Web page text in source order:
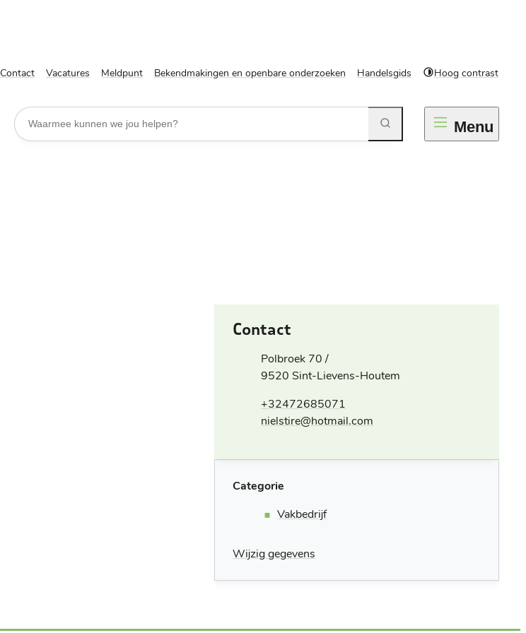
Contact Vacatures Meldpunt Bekendmakingen en openbare onderzoeken Handelsgids Hoog contrast
Waarmee kunnen we jou helpen?
Menu
Contact
AdresPolbroek 70 /
,9520 Sint-Lievens-Houtem
+32472685071
E-mailnielstire@hotmail.com
Categorie
Vakbedrijf
Wijzig gegevens